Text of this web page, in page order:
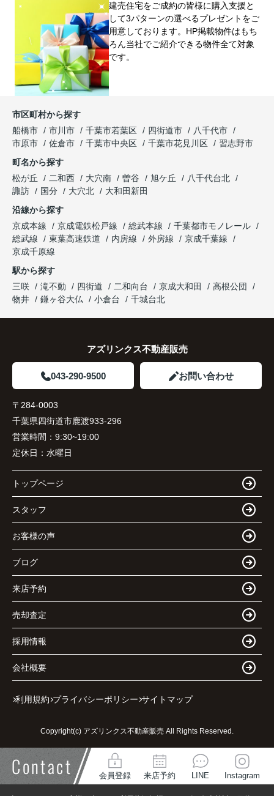
建売住宅をご成約の皆様に購⼊⽀援と
して3パターンの選べるプレゼントをご
用意しております。HP掲載物件はもち
ろん当社でご紹介できる物件全て対象
です。
市区町村から探す
船橋市
市川市 千葉市若葉区 四街道市
八千代市
市原市
佐倉市 千葉市中央区 千葉市花見川区
習志野市
町名から探す
松が丘
二和西 大穴南 曽谷 旭ケ丘
八千代台北
諏訪
国分 大穴北
大和田新田
沿線から探す
京成本線
京成電鉄松戸線 総武本線
千葉都市モノレール
総武線
東葉高速鉄道 内房線 外房線
京成千葉線
京成千原線
駅から探す
三咲
滝不動 四街道 二和向台 京成大和田
高根公団
物井
鎌ヶ谷大仏 小倉台 千城台北
アズリンクス不動産販売
043-290-9500 お問い合わせ
〒284-0003
千葉県四街道市鹿渡933-296
営業時間： 9:30~19:00
定休日： 水曜日
トップページ
スタッフ
お客様の声
ブログ
来店予約
売却査定
採用情報
会社概要
利用規約 プライバシーポリシー サイトマップ
Copyright(c) アズリンクス不動産販売 All Rights Reserved.
Contact 会員登録 来店予約 LINE Instagram